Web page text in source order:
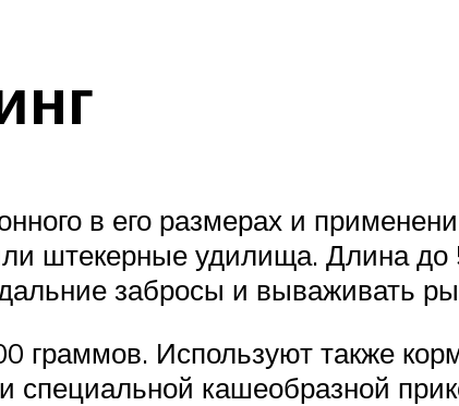
в его размерах и
штекерные удилища. Длина
забросы и вываживать
граммов. Используют также
кашеобразной